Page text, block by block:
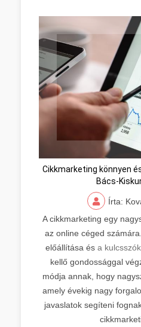
Cikkmarketing könnyen
Bács-
Írta:
A cikkmarketing egy
az online céged
előállítása és a
kellő gondossággal
módja annak, hogy
amely évekig nagy
javaslatok segíteni